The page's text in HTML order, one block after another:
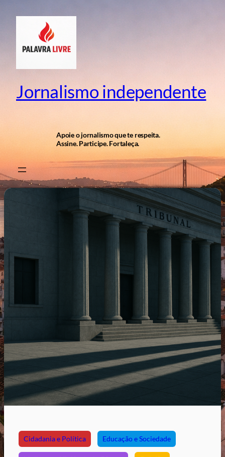
conteúdo
Jornalismo independente
Apoie o jornalismo que te respeita.
Assine. Participe. Fortaleça.
Cidadania e Política Educação e Sociedade